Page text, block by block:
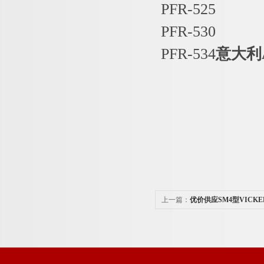
PFR-525
PFR-530
PFR-534意大
上一篇： 优价供应SM4型